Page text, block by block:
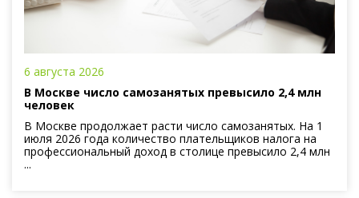
6 августа 2026
В Москве число самозанятых превысило 2,4 млн
человек
В Москве продолжает расти число самозанятых. На 1
июля 2026 года количество плательщиков налога на
профессиональный доход в столице превысило 2,4 млн
...